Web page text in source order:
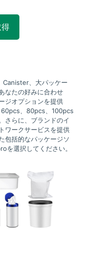
得
、大パッケー
なたの好みに合わせ
ジオプションを提供
、80pcs、100pcs
さらに、ブランドのイ
ワークサービスを提供
包括的なパッケージソ
を選択してください。